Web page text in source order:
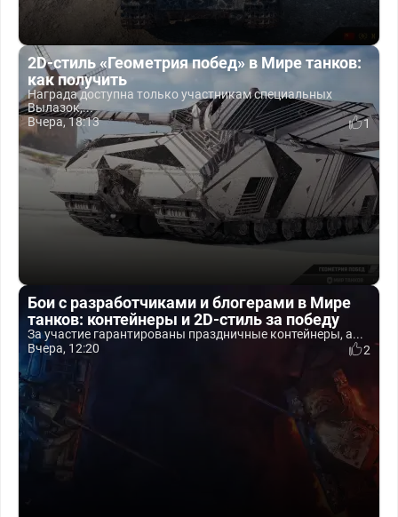
2D-стиль «Геометрия побед» в Мире танков:
как получить
Награда доступна только участникам специальных
Вылазок,...
Вчера, 18:13
1
Бои с разработчиками и блогерами в Мире
танков: контейнеры и 2D-стиль за победу
За участие гарантированы праздничные контейнеры, а...
Вчера, 12:20
2